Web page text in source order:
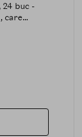
buc -
care...